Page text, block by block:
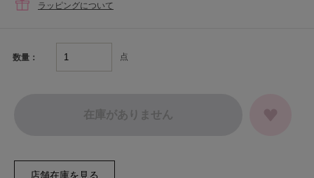
ラッピングについて
数量： 点
在庫がありません